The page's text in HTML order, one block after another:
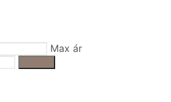
Max ár